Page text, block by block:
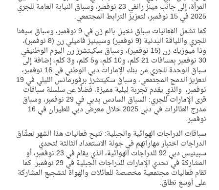
المرأة، إلى جانب مينز رانفي 23 نوفمبر، و سباق النيابة العامة للجري
2025في15 نوفمبر، لتعزيز الترابط المجتمعي.
كما تشمل الفعاليات سباق نخيل بالم رَن في 9 نوفمبر، وسباق سيغنا
للجري واللياقة البدنية (9 نوفمبر) وسبينيز فاميلي رن (8 نوفمبر)،
وذا ميوزيك رن (15 نوفمبر)، وسباق سكيتشرز رن اليوم الوطنيفي
30 نوفمبر بمسافات 21 كلم، و10 كلم، و5 كلم، و3 كلم، إضافة إلى
سباق الوحدة للجري من بنك الإمارات دبي الوطني في 16 نوفمبر،
لتعزيز الدمج المجتمعي، وسباق سكيتشرز برفورمانس الليلي في 19
نوفمبر، والذي يقدم تجربة ليلية مميزة، فضلًا عن سلسلة سباقات
قرى الإمارات للجري: السباق السادس بدبي في 29 نوفمبر، وسباق
مدرج الطائرات في دبي 2025 خلال معرض دبي للطيران في 16
نوفمبر.
سباقات الدراجات الهوائية والجبلية:تتيح فعاليات هذا الشهر لعشّاق
الدراجات اختبار مهاراتهم فيجولة الاستعداد الثالثة لتحدي
سبينيس دبي 92 للدراجات الهوائية، الذي يقام في 23 نوفمبر، أو
المشاركة في تحدي الإمارات للدراجات الجبلية في 29 نوفمبر. كما
تقام فعاليات مجتمعية مخصصة للعائلات والهواة لتشجيع المشاركة
على أوسع نطاق.